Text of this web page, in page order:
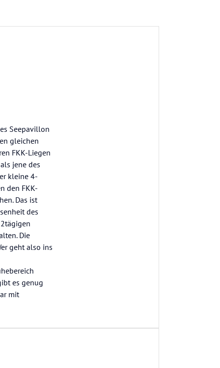
Seepavillon
gleichen
FKK-Liegen
jene des
kleine 4-
den FKK-
Das ist
des
Die
geht also ins
es genug
mit